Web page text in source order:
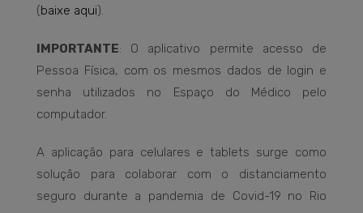
( baixe aqui).
IMPORTANTE: O aplicativo permite acesso de
Pessoa Física, com os mesmos dados de login e
senha utilizados no Espaço do Médico pelo
computador.
A aplicação para celulares e tablets surge como
solução para colaborar com o distanciamento
seguro durante a pandemia de Covid-19 no Rio